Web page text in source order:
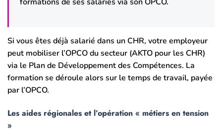
Si vous êtes déjà salarié dans un CHR, votre employeur
peut mobiliser l’OPCO du secteur (AKTO pour les CHR)
via le Plan de Développement des Compétences. La
formation se déroule alors sur le temps de travail, payée
par l’OPCO.
Les aides régionales et l’opération « métiers en tension
»